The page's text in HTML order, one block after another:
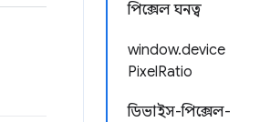
পিক্সেল ঘনত্ব
window.device
PixelRatio
ডিভাইস-পিক্সেল-